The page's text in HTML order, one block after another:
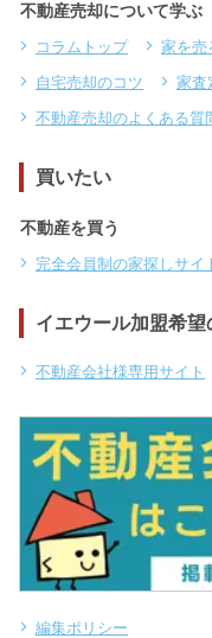
不動産売却について学ぶ
コラムトップ 家を売
自宅売却のコツ
家査
不動産売却のよくある質
買いたい
不動産を買う
完全会員制の家探しサイ
イエウール加盟希
不動産会社様専用サイト
編集ポリシー